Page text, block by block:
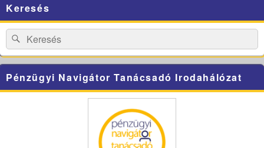
Sidebar
Widget
Area
Keresés
Search
for:
Search
Pénzügyi Navigátor Tanácsadó Irodahálózat